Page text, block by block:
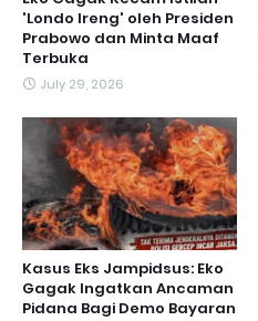
'Londo Ireng' oleh Presiden
Prabowo dan Minta Maaf
Terbuka
July 29, 2026
Kasus Eks Jampidsus: Eko
Gagak Ingatkan Ancaman
Pidana Bagi Demo Bayaran